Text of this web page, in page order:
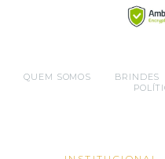
QUEM SOMOS BRINDES